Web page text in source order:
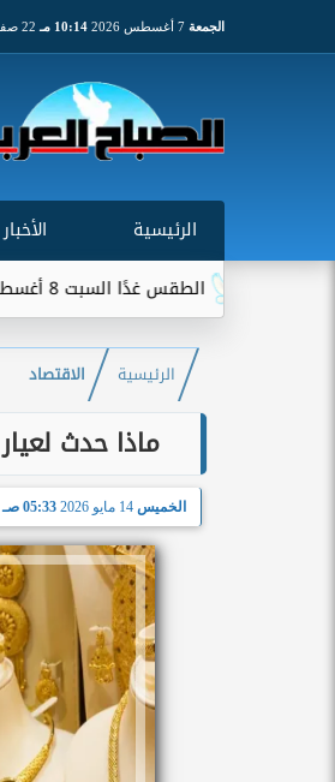
الجمعة 10:14 مـ 22 صفر 1448
الرئيسية الأخبار
غدًا السبت 8 أغسطس 2026.. انخفاض الحرارة وشبورة ورياح على عدة...
الرئيسية الاقتصاد
ماذا حدث لعيار 21؟.. سعر الذهب اليوم الخميس 14 مايو 2026 في الصاغة المصرية
الخميس 14 مايو 2026 05:33 صـ